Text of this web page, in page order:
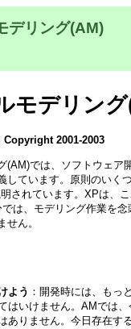
デリング(AM)
モデリン
2001-2003
(AM)では、ソフトウェ
しています。原則のいく
されています。XPは、
は、モデリング作業を
せん。
よう ：開発時には、もっ
はいけません。AMでは
ありません。今日存在す